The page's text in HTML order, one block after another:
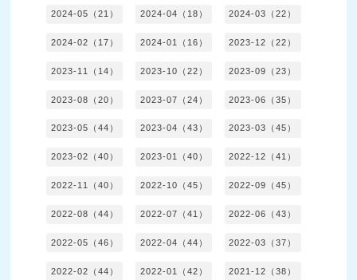
2024-05（21） 2024-04（18） 2024-03（22）
2024-02（17） 2024-01（16） 2023-12（22）
2023-11（14） 2023-10（22） 2023-09（23）
2023-08（20） 2023-07（24） 2023-06（35）
2023-05（44） 2023-04（43） 2023-03（45）
2023-02（40） 2023-01（40） 2022-12（41）
2022-11（40） 2022-10（45） 2022-09（45）
2022-08（44） 2022-07（41） 2022-06（43）
2022-05（46） 2022-04（44） 2022-03（37）
2022-02（44） 2022-01（42） 2021-12（38）